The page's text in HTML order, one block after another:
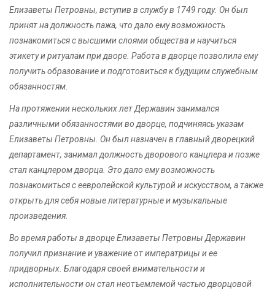
Елизаветы Петровны, вступив в службу в 1749 году. Он был
принят на должность пажа, что дало ему возможность
познакомиться с высшими слоями общества и научиться
этикету и ритуалам при дворе. Работа в дворце позволила ему
получить образование и подготовиться к будущим служебным
обязанностям.
На протяжении нескольких лет Державин занимался
различными обязанностями во дворце, подчиняясь указам
Елизаветы Петровны. Он был назначен в главный дворецкий
департамент, занимал должность дворового канцлера и позже
стал канцлером дворца. Это дало ему возможность
познакомиться с еевропейской культурой и искусством, а также
открыть для себя новые литературные и музыкальные
произведения.
Во время работы в дворце Елизаветы Петровны Державин
получил признание и уважение от императрицы и ее
придворных. Благодаря своей внимательности и
исполнительности он стал неотъемлемой частью дворцовой